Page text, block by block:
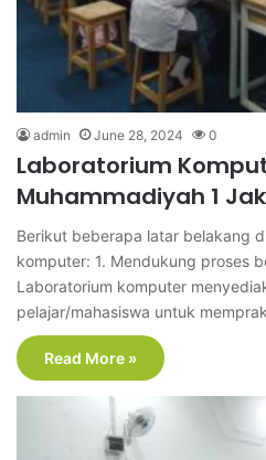
admin June 28, 2024 0
Laboratorium
Muhammadiyah 1
Berikut beberapa latar belakang
komputer: 1. Mendukung proses
Laboratorium komputer
pelajar/mahasiswa untuk
Read More »